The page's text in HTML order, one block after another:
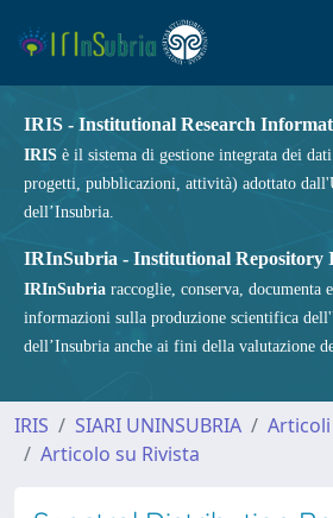
IRIS - Institutional Research
IRIS è il sistema di gestione integrata dei
progetti, pubblicazioni, attività) adottato
dell’Insubria.
IRInSubria - Institutional Repository
IRInSubria raccoglie, conserva, documenta
informazioni sulla produzione scientifica
dell’Insubria anche ai fini della valutazione
IRIS SIARI UNINSUBRIA
Articolo su Rivista